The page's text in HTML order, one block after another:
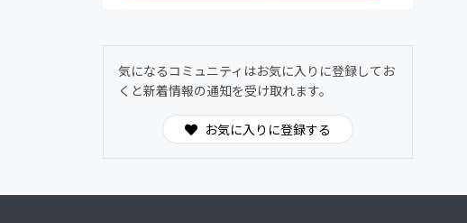
気になるコミュニティはお気に入りに登録してお
くと新着情報の通知を受け取れます。
お気に入りに登録する